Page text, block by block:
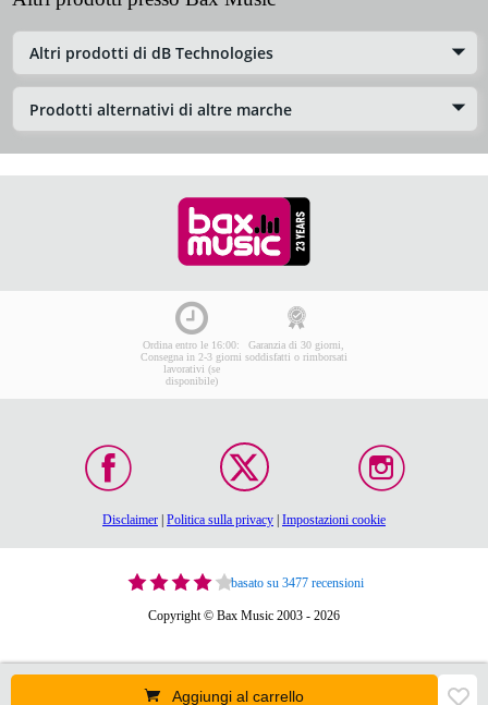
Altri prodotti di dB Technologies
Prodotti alternativi di altre marche
Aggiungi al carrello
Ordina entro le 16:00:
Consegna in 2-3 giorni
lavorativi (se
disponibile)
Garanzia di 30 giorni,
soddisfatti o rimborsati
Disclaimer | Politica sulla privacy | Impostazioni cookie
basato su 3477 recensioni
Copyright © Bax Music 2003 - 2026